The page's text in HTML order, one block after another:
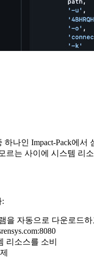
나인 Impact-Pack에
르는 사이에 시스템 리
:
을 자동으로 다운로드하
리소스를 소비